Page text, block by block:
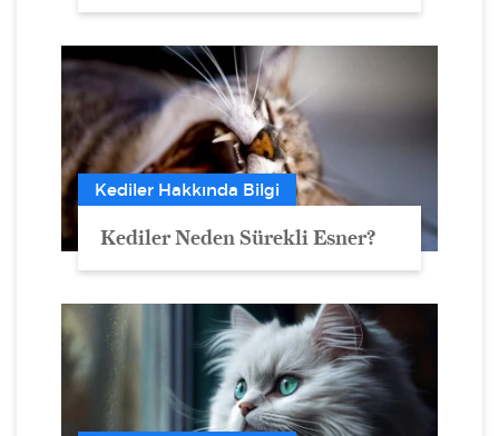
Kediler Hakkında Bilgi
Kediler Neden Sürekli Esner?